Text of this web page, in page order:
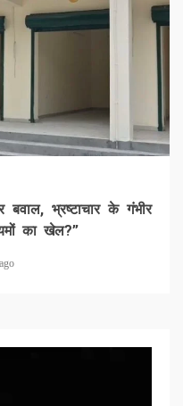
भ्रष्टाचार के गंभीर
का खेल?”